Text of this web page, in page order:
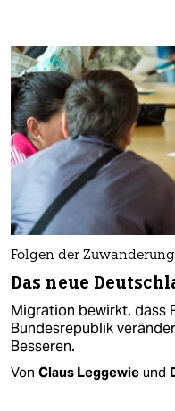
Folgen der Zuwanderung
Das neue
Migration bewirkt, dass
Bundesrepublik
Besseren.
Von Claus Leggewie und